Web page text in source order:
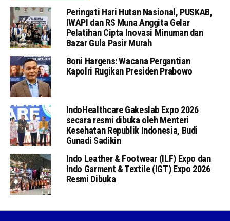
Peringati Hari Hutan Nasional, PUSKAB,
IWAPI dan RS Muna Anggita Gelar
Pelatihan Cipta Inovasi Minuman dan
Bazar Gula Pasir Murah
Boni Hargens: Wacana Pergantian
Kapolri Rugikan Presiden Prabowo
IndoHealthcare Gakeslab Expo 2026
secara resmi dibuka oleh Menteri
Kesehatan Republik Indonesia, Budi
Gunadi Sadikin
Indo Leather & Footwear (ILF) Expo dan
Indo Garment & Textile (IGT) Expo 2026
Resmi Dibuka